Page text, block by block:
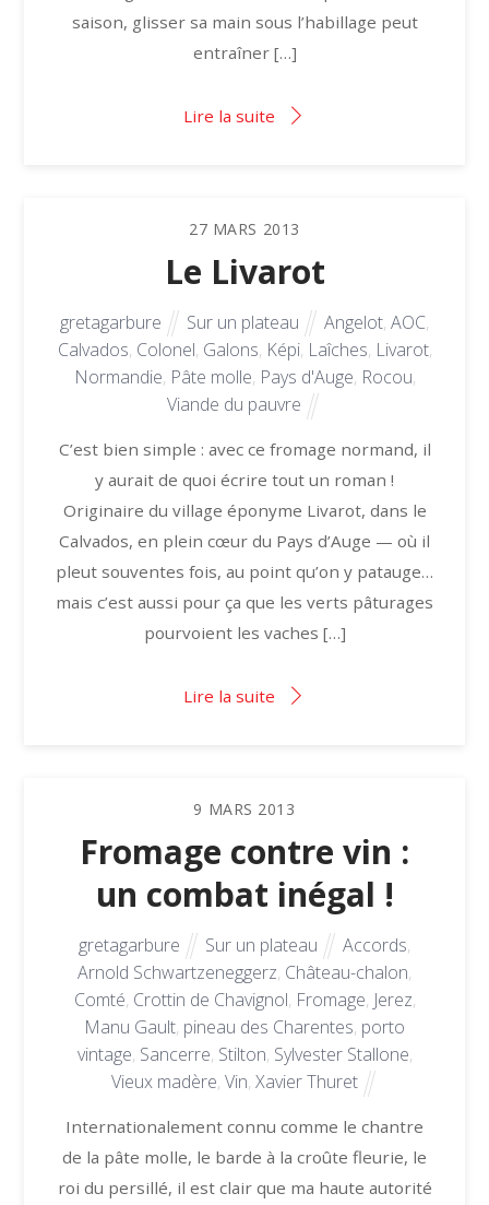
saison, glisser sa main sous l’habillage peut
entraîner […]
Lire la suite
27 MARS 2013
Le Livarot
gretagarbure Sur un plateau Angelot, AOC,
Calvados, Colonel, Galons, Képi, Laîches, Livarot,
Normandie, Pâte molle, Pays d'Auge, Rocou,
Viande du pauvre
C’est bien simple : avec ce fromage normand, il
y aurait de quoi écrire tout un roman !
Originaire du village éponyme Livarot, dans le
Calvados, en plein cœur du Pays d’Auge — où il
pleut souventes fois, au point qu’on y patauge…
mais c’est aussi pour ça que les verts pâturages
pourvoient les vaches […]
Lire la suite
9 MARS 2013
Fromage contre vin :
un combat inégal !
gretagarbure Sur un plateau Accords,
Arnold Schwartzeneggerz, Château-chalon,
Comté, Crottin de Chavignol, Fromage, Jerez,
Manu Gault, pineau des Charentes, porto
vintage, Sancerre, Stilton, Sylvester Stallone,
Vieux madère, Vin, Xavier Thuret
Internationalement connu comme le chantre
de la pâte molle, le barde à la croûte fleurie, le
roi du persillé, il est clair que ma haute autorité